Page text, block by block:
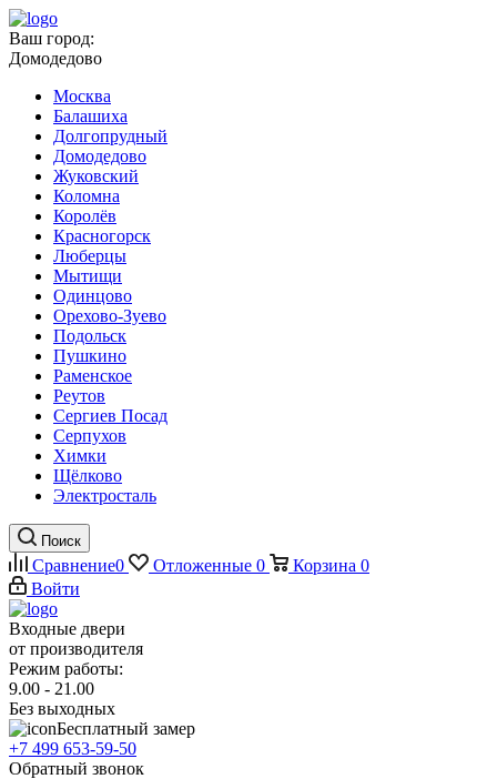
Ваш город:
Домодедово
Москва
Балашиха
Долгопрудный
Домодедово
Жуковский
Коломна
Королёв
Красногорск
Люберцы
Мытищи
Одинцово
Орехово-Зуево
Подольск
Пушкино
Раменское
Реутов
Сергиев Посад
Серпухов
Химки
Щёлково
Электросталь
Поиск
Сравнение0 Отложенные 0 Корзина 0
Войти
Входные двери
от производителя
Режим работы:
9.00 - 21.00
Без выходных
Бесплатный замер
+7 499 653-59-50
Обратный звонок